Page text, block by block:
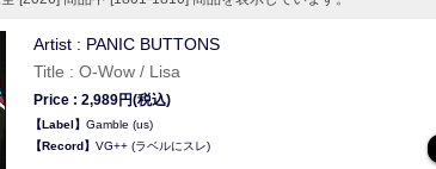
Artist : PANIC BUTTONS
Title : O‐Wow / Lisa
Price : 2,989円(税込)
【Label】 Gamble (us)
【Record】 VG++ (ラベルにスレ)